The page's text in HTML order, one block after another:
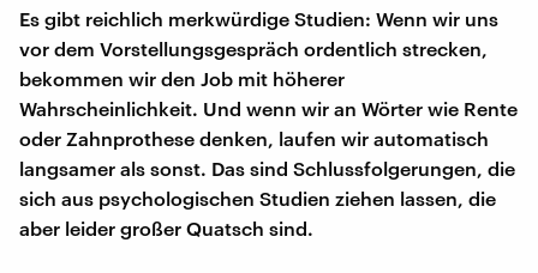
Es gibt reichlich merkwürdige Studien: Wenn wir uns
vor dem Vorstellungsgespräch ordentlich strecken,
bekommen wir den Job mit höherer
Wahrscheinlichkeit. Und wenn wir an Wörter wie Rente
oder Zahnprothese denken, laufen wir automatisch
langsamer als sonst. Das sind Schlussfolgerungen, die
sich aus psychologischen Studien ziehen lassen, die
aber leider großer Quatsch sind.